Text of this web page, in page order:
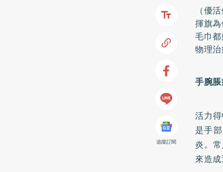
追蹤訂閱
（優
揮旗
毛巾
物理
手腕
活力
是手
炎。
來造